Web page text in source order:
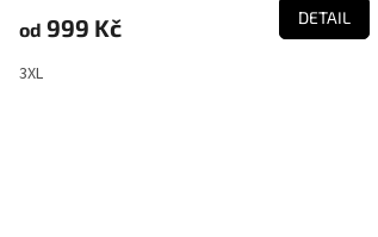
je
z
od 999 Kč DETAIL
3XL